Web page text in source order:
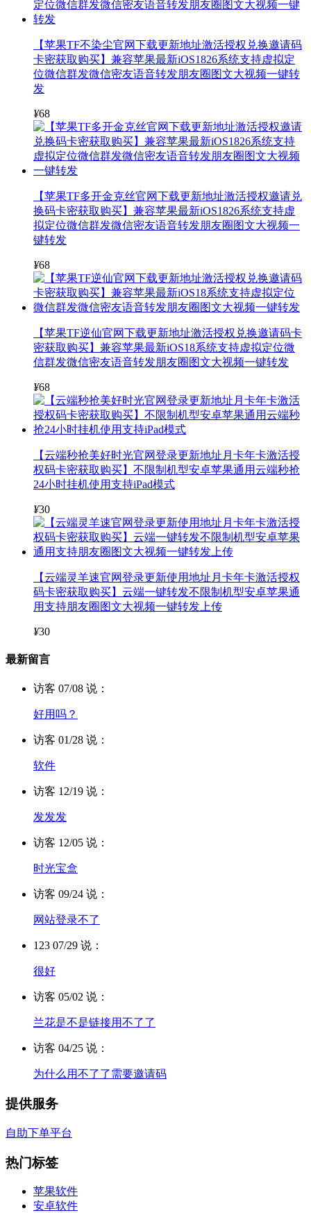
【苹果TF不染尘官网下载更新地址激活授权兑换邀请码
卡密获取购买】兼容苹果最新iOS1826系统支持虚拟定
位微信群发微信密友语音转发朋友圈图文大视频一键转
发
¥68
【苹果TF多开金克丝官网下载更新地址激活授权邀请兑
换码卡密获取购买】兼容苹果最新iOS1826系统支持虚
拟定位微信群发微信密友语音转发朋友圈图文大视频一
键转发
¥68
【苹果TF逆仙官网下载更新地址激活授权兑换邀请码卡
密获取购买】兼容苹果最新iOS18系统支持虚拟定位微
信群发微信密友语音转发朋友圈图文大视频一键转发
¥68
【云端秒抢美好时光官网登录更新地址月卡年卡激活授
权码卡密获取购买】不限制机型安卓苹果通用云端秒抢
24小时挂机使用支持iPad模式
¥30
【云端灵羊速官网登录更新使用地址月卡年卡激活授权
码卡密获取购买】云端一键转发不限制机型安卓苹果通
用支持朋友圈图文大视频一键转发上传
¥30
最新留言
访客 07/08 说：
好用吗？
访客 01/28 说：
软件
访客 12/19 说：
发发发
访客 12/05 说：
时光宝盒
访客 09/24 说：
网站登录不了
123 07/29 说：
很好
访客 05/02 说：
兰花是不是链接用不了了
访客 04/25 说：
为什么用不了了需要邀请码
提供服务
自助下单平台
热门标签
苹果软件
安卓软件